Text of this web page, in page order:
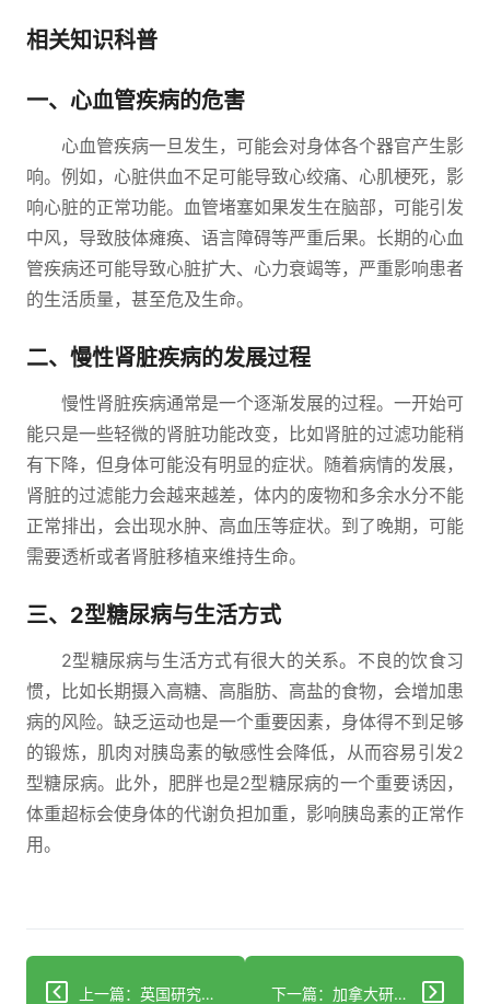
相关知识科普
一、心血管疾病的危害
心血管疾病一旦发生，可能会对身体各个器官产生影
响。例如，心脏供血不足可能导致心绞痛、心肌梗死，影
响心脏的正常功能。血管堵塞如果发生在脑部，可能引发
中风，导致肢体瘫痪、语言障碍等严重后果。长期的心血
管疾病还可能导致心脏扩大、心力衰竭等，严重影响患者
的生活质量，甚至危及生命。
二、慢性肾脏疾病的发展过程
慢性肾脏疾病通常是一个逐渐发展的过程。一开始可
能只是一些轻微的肾脏功能改变，比如肾脏的过滤功能稍
有下降，但身体可能没有明显的症状。随着病情的发展，
肾脏的过滤能力会越来越差，体内的废物和多余水分不能
正常排出，会出现水肿、高血压等症状。到了晚期，可能
需要透析或者肾脏移植来维持生命。
三、2型糖尿病与生活方式
2型糖尿病与生活方式有很大的关系。不良的饮食习
惯，比如长期摄入高糖、高脂肪、高盐的食物，会增加患
病的风险。缺乏运动也是一个重要因素，身体得不到足够
的锻炼，肌肉对胰岛素的敏感性会降低，从而容易引发2
型糖尿病。此外，肥胖也是2型糖尿病的一个重要诱因，
体重超标会使身体的代谢负担加重，影响胰岛素的正常作
用。
上一篇：英国研究发现老年人低钙镁水平与认知表现差有关 下一篇：加拿大研究者发现膝盖嘎吱声大多无害，不必过度担忧骨关节炎风险